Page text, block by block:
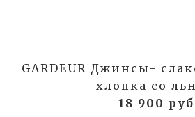
GARDEUR Джинсы-
хлопка со
18 900 руб